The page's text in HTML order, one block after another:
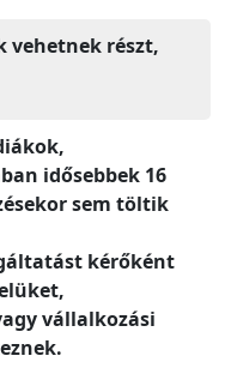
vehetnek részt,
idősebbek 16
sem töltik
kérőként
vállalkozási